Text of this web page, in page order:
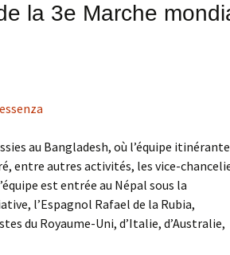
la 3e Marche
au Bangladesh, où l’équipe
entre autres activités, les vice-
est entrée au Népal sous la
l’Espagnol Rafael de la Rubia,
du Royaume-Uni, d’Italie, d’Australie,